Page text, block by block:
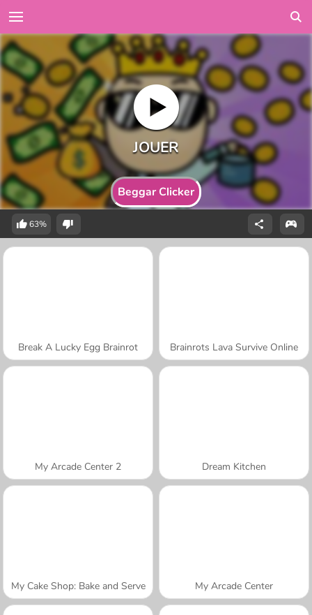
Beggar Clicker
63%
Break A Lucky Egg Brainrot Brainrots Lava Survive Online
My Arcade Center 2 Dream Kitchen
My Cake Shop: Bake and Serve My Arcade Center